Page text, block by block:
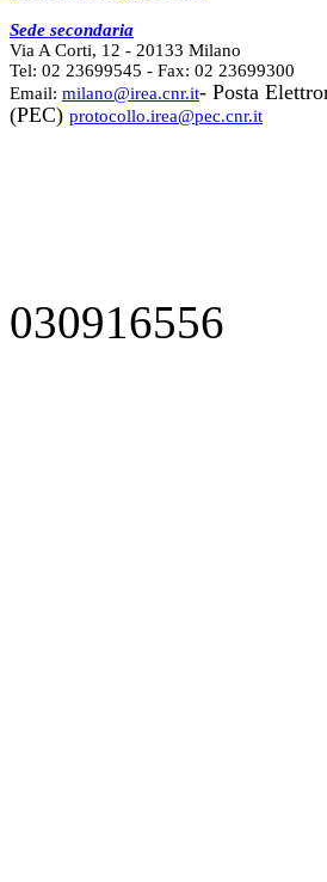
Sede secondaria
Via A Corti, 12 - 20133 Milano
Tel: 02 23699545 - Fax: 02 23699300
Email: milano@irea.cnr.it- Posta
(PEC) protocollo.irea@pec.cnr.it
030916556